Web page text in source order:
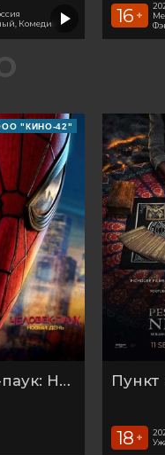
Комедия
16 +
"КИНО-42"
Человек-паук: Новый день (2026)
18 +